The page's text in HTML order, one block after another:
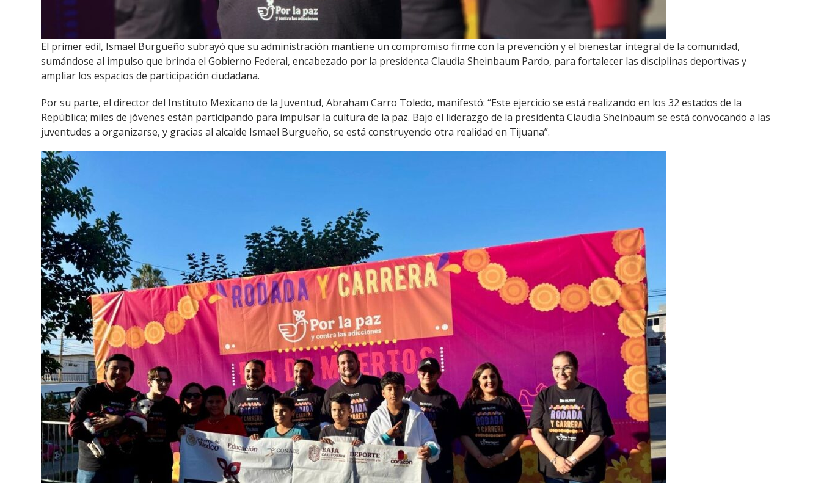
El primer edil, Ismael Burgueño subrayó que su administración mantiene un compromiso firme con la prevención y el bienestar integral de la comunidad,
sumándose al impulso que brinda el Gobierno Federal, encabezado por la presidenta Claudia Sheinbaum Pardo, para fortalecer las disciplinas deportivas y
ampliar los espacios de participación ciudadana.
Por su parte, el director del Instituto Mexicano de la Juventud, Abraham Carro Toledo, manifestó: “Este ejercicio se está realizando en los 32 estados de la
República; miles de jóvenes están participando para impulsar la cultura de la paz. Bajo el liderazgo de la presidenta Claudia Sheinbaum se está convocando a las
juventudes a organizarse, y gracias al alcalde Ismael Burgueño, se está construyendo otra realidad en Tijuana”.